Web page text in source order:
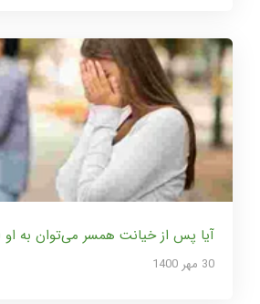
آیا پس‌ از خیانت همسر می‌توان به او
30 مهر 1400